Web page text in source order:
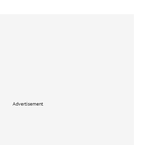
Advertisement